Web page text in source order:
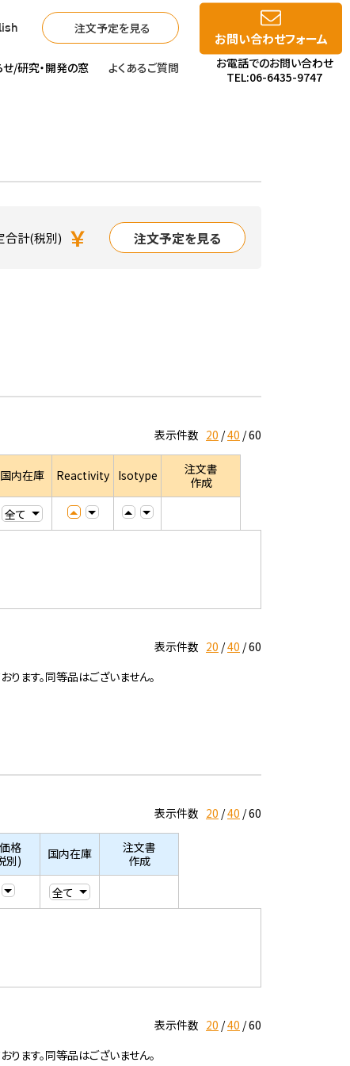
注文予定を見る
せ/研究・開発の窓 よくあるご質問
お問い合わせフォーム
お電話でのお問い合わせ
TEL:06-6435-9747
合計(税別) ￥ 注文予定を見る
表示件数 20 40 60
国内在庫 Reactivity Isotype
注文書
作成
表示件数 20 40 60
ます。同等品はございません。
表示件数 20 40 60
格
別)
国内在庫
注文書
作成
表示件数 20 40 60
ます。同等品はございません。